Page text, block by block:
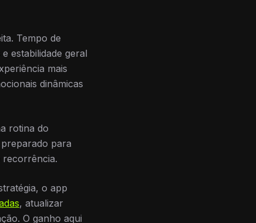
Tempo de
estabilidade geral
mais
dinâmicas
rotina do
para
recorrência.
o app
, atualizar
O ganho aqui